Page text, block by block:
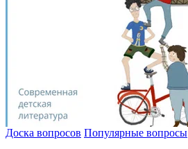
Доска вопросов Популярные вопросы